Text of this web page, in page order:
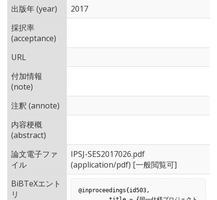
出版年 (year)
2017
採択率
(acceptance)
URL
付加情報
(note)
注釈 (annote)
内容梗概
(abstract)
論文電子ファ
イル
IPSJ-SES2017026.pdf
(application/pdf) [一般閲覧可]
BiBTeXエント
リ
@inproceedings{id503,